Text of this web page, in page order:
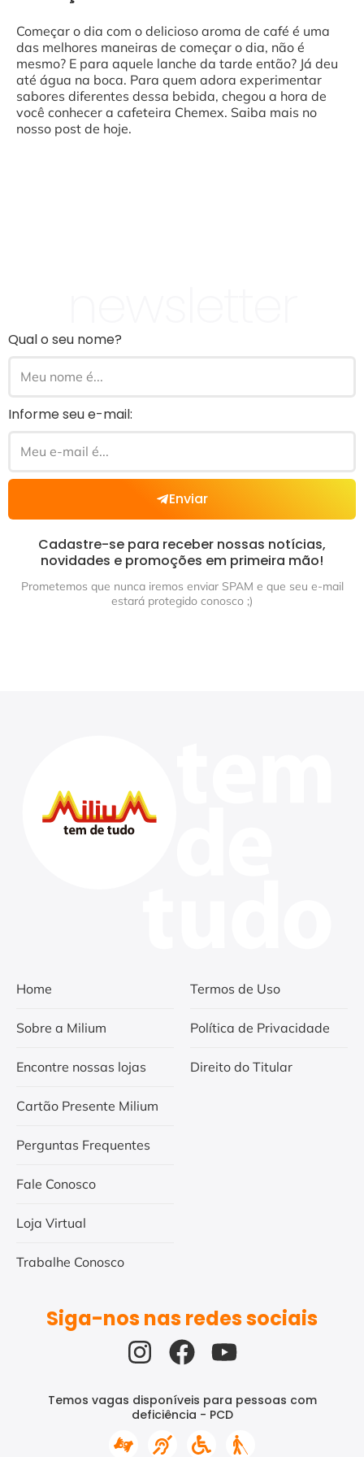
Começar o dia com o delicioso aroma de café é uma
das melhores maneiras de começar o dia, não é
mesmo? E para aquele lanche da tarde então? Já deu
até água na boca. Para quem adora experimentar
sabores diferentes dessa bebida, chegou a hora de
você conhecer a cafeteira Chemex. Saiba mais no
nosso post de hoje.
Qual o seu nome?
Informe seu e-mail:
Enviar
Cadastre-se para receber nossas notícias,
novidades e promoções em primeira mão!
Prometemos que nunca iremos enviar SPAM e que seu e-mail
estará protegido conosco ;)
Home
Sobre a Milium
Encontre nossas lojas
Cartão Presente Milium
Perguntas Frequentes
Fale Conosco
Loja Virtual
Trabalhe Conosco
Termos de Uso
Política de Privacidade
Direito do Titular
Siga-nos nas redes sociais
Temos vagas disponíveis para pessoas com
deficiência - PCD